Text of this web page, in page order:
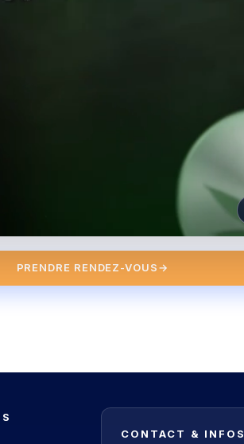
PRENDRE RENDEZ-VOUS→
CONTACT & INFOS